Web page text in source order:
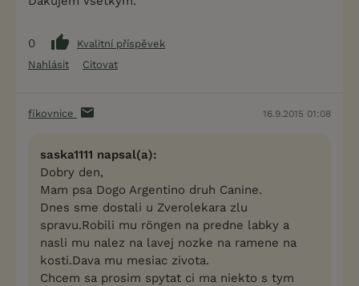
0
Kvalitní příspěvek
Nahlásit
Citovat
fikovnice 16.9.2015 01:08
saska1111 napsal(a):
Dobry den,
Mam psa Dogo Argentino druh Canine.
Dnes sme dostali u Zverolekara zlu
spravu.Robili mu röngen na predne labky a
nasli mu nalez na lavej nozke na ramene na
kosti.Dava mu mesiac zivota.
Chcem sa prosim spytat ci ma niekto s tym